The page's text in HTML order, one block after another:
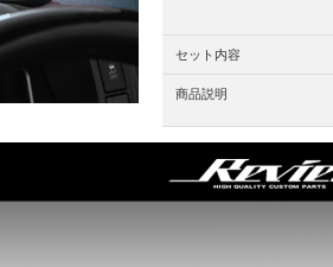
セット内容
商品説明